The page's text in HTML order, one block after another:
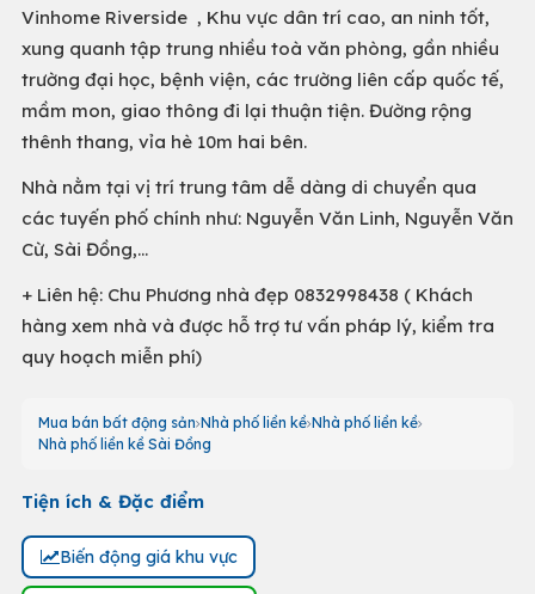
Vinhome Riverside , Khu vực dân trí cao, an ninh tốt,
xung quanh tập trung nhiều toà văn phòng, gần nhiều
trường đại học, bệnh viện, các trường liên cấp quốc tế,
mầm mon, giao thông đi lại thuận tiện. Đường rộng
thênh thang, vỉa hè 10m hai bên.
Nhà nằm tại vị trí trung tâm dễ dàng di chuyển qua
các tuyến phố chính như: Nguyễn Văn Linh, Nguyễn Văn
Cừ, Sài Đồng,…
+ Liên hệ: Chu Phương nhà đẹp 0832998438 ( Khách
hàng xem nhà và được hỗ trợ tư vấn pháp lý, kiểm tra
quy hoạch miễn phí)
Mua bán bất động sản Nhà phố liền kề Nhà phố liền kề
Nhà phố liền kề Sài Đồng
Tiện ích & Đặc điểm
Biến động giá khu vực